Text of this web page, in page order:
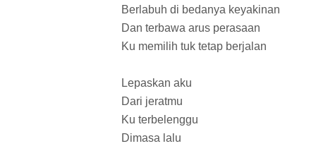
Berlabuh di bedanya keyakinan
Dan terbawa arus perasaan
Ku memilih tuk tetap berjalan
Lepaskan aku
Dari jeratmu
Ku terbelenggu
Dimasa lalu